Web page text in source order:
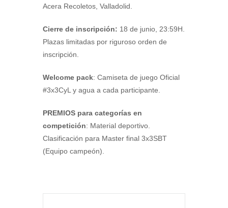
Acera Recoletos, Valladolid.
Cierre de inscripción: 18 de junio, 23:59H.
Plazas limitadas por riguroso orden de
inscripción.
Welcome pack: Camiseta de juego Oficial
#3x3CyL y agua a cada participante.
PREMIOS para categorías en
competición: Material deportivo.
Clasificación para Master final 3x3SBT
(Equipo campeón).